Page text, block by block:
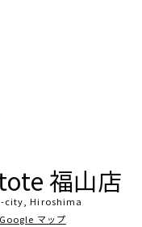
福山店
city, Hiroshima
Google マップ